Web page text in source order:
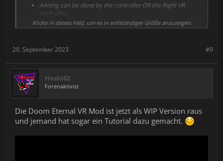
Aiming can be done by the controller OR the Right VR
controller.
Native resolution of your Headset (and the game will
render at that resolution) or any resolution set in SteamVR.
rendering of the same frame: Once for the Left Eye Perspective
Sequential Frame Rendering - which takes 2 consecutive frames
and generates L & R from 2 consecutive frames. As a result,
there is no motion sickness, or any other effects associated with
sequential Frame Stereo rendering.
Powered by Vk3DVision: Vk3DVision aims at enabling
Stereoscopic 3D Rendering of Vulkan games for Virtual Reality,
Nvidia 3D Vision and 3D TVs or any other 3D display
support this project, perhaps you can visit my Patreon Page:
Klicke in dieses Feld, um es in vollständiger Größe anzuzeigen.
#9
20. September 2023
Hoshi82
Forenaktivist
Die Doom Eternal VR Mod ist jetzt als WIP Version raus
und jemand hat sogar ein Tutorial dazu gemacht.